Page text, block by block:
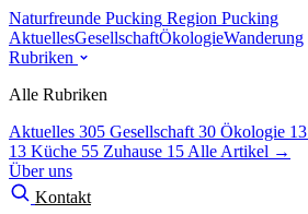
Naturfreunde Pucking Region Pucking
AktuellesGesellschaftÖkologieWanderung
Rubriken
Alle Rubriken
Aktuelles 305 Gesellschaft 30 Ökologie 13
13 Küche 55 Zuhause 15 Alle Artikel →
Über uns
Kontakt